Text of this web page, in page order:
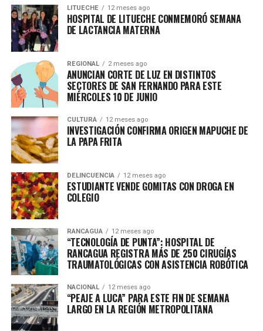
LITUECHE 12 meses ago
HOSPITAL DE LITUECHE CONMEMORÓ SEMANA
DE LACTANCIA MATERNA
REGIONAL 2 meses ago
ANUNCIAN CORTE DE LUZ EN DISTINTOS
SECTORES DE SAN FERNANDO PARA ESTE
MIÉRCOLES 10 DE JUNIO
CULTURA 12 meses ago
INVESTIGACIÓN CONFIRMA ORIGEN MAPUCHE DE
LA PAPA FRITA
DELINCUENCIA 12 meses ago
ESTUDIANTE VENDE GOMITAS CON DROGA EN
COLEGIO
RANCAGUA 12 meses ago
“TECNOLOGÍA DE PUNTA”: HOSPITAL DE
RANCAGUA REGISTRA MÁS DE 250 CIRUGÍAS
TRAUMATOLÓGICAS CON ASISTENCIA ROBÓTICA
NACIONAL 12 meses ago
“PEAJE A LUCA” PARA ESTE FIN DE SEMANA
LARGO EN LA REGIÓN METROPOLITANA